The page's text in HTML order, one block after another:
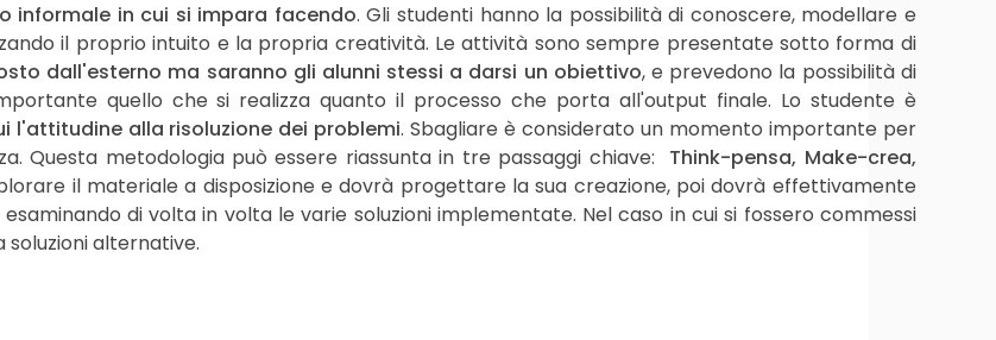
informale in cui si impara facendo. Gli studenti hanno la possibilità di conoscere, modellare e
il proprio intuito e la propria creatività. Le attività sono sempre presentate sotto forma di
dall'esterno ma saranno gli alunni stessi a darsi un obiettivo, e prevedono la possibilità di
quello che si realizza quanto il processo che porta all'output finale. Lo studente è
l'attitudine alla risoluzione dei problemi. Sbagliare è considerato un momento importante per
Questa metodologia può essere riassunta in tre passaggi chiave: Think-pensa, Make-crea,
il materiale a disposizione e dovrà progettare la sua creazione, poi dovrà effettivamente
di volta in volta le varie soluzioni implementate. Nel caso in cui si fossero commessi
alternative.